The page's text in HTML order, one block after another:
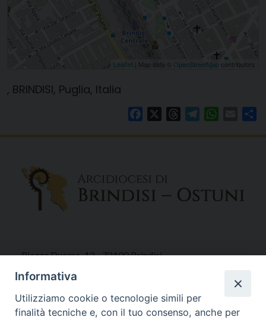
Leaflet | Map data © OpenStreetMap contributors
, BRINDISI, Puglia, Italia
FacebookThreadsTelegram Email
Piazza Duomo, 12 - 72100 Brindisi
Tel 0831.521958
Fax 0831.528315
Informativa
Utilizziamo cookie o tecnologie simili per
finalità tecniche e, con il tuo consenso, anche per